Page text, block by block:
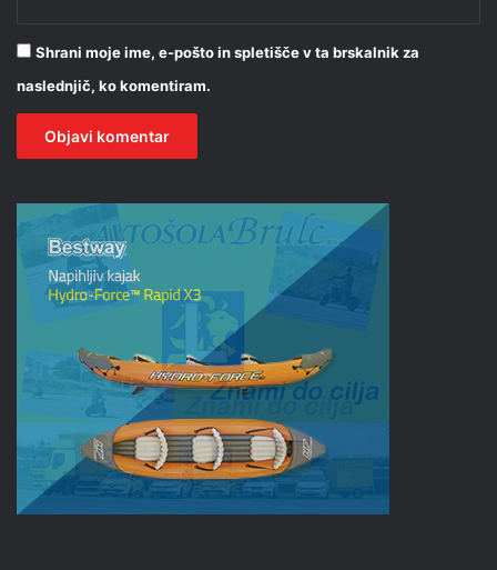
Shrani moje ime, e-pošto in spletišče v ta brskalnik za
naslednjič, ko komentiram.